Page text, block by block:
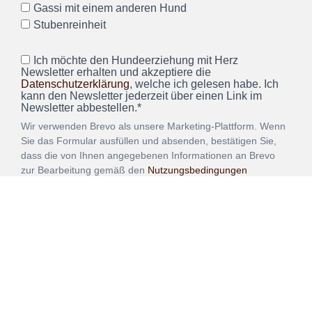
Gassi mit einem anderen Hund
Stubenreinheit
Ich möchte den Hundeerziehung mit Herz
Newsletter erhalten und akzeptiere die
Datenschutzerklärung, welche ich gelesen habe. Ich
kann den Newsletter jederzeit über einen Link im
Newsletter abbestellen.*
Wir verwenden Brevo als unsere Marketing-Plattform. Wenn
Sie das Formular ausfüllen und absenden, bestätigen Sie,
dass die von Ihnen angegebenen Informationen an Brevo
zur Bearbeitung gemäß den Nutzungsbedingungen